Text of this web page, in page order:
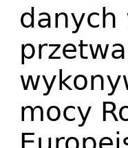
danych
mocy